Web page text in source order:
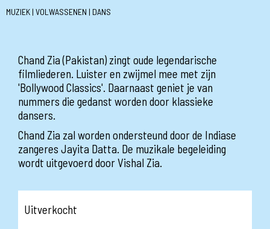
MUZIEK | VOLWASSENEN | DANS
Chand Zia (Pakistan) zingt oude legendarische
filmliederen. Luister en zwijmel mee met zijn
'Bollywood Classics'. Daarnaast geniet je van
nummers die gedanst worden door klassieke
dansers.
Chand Zia zal worden ondersteund door de Indiase
zangeres Jayita Datta. De muzikale begeleiding
wordt uitgevoerd door Vishal Zia.
Uitverkocht